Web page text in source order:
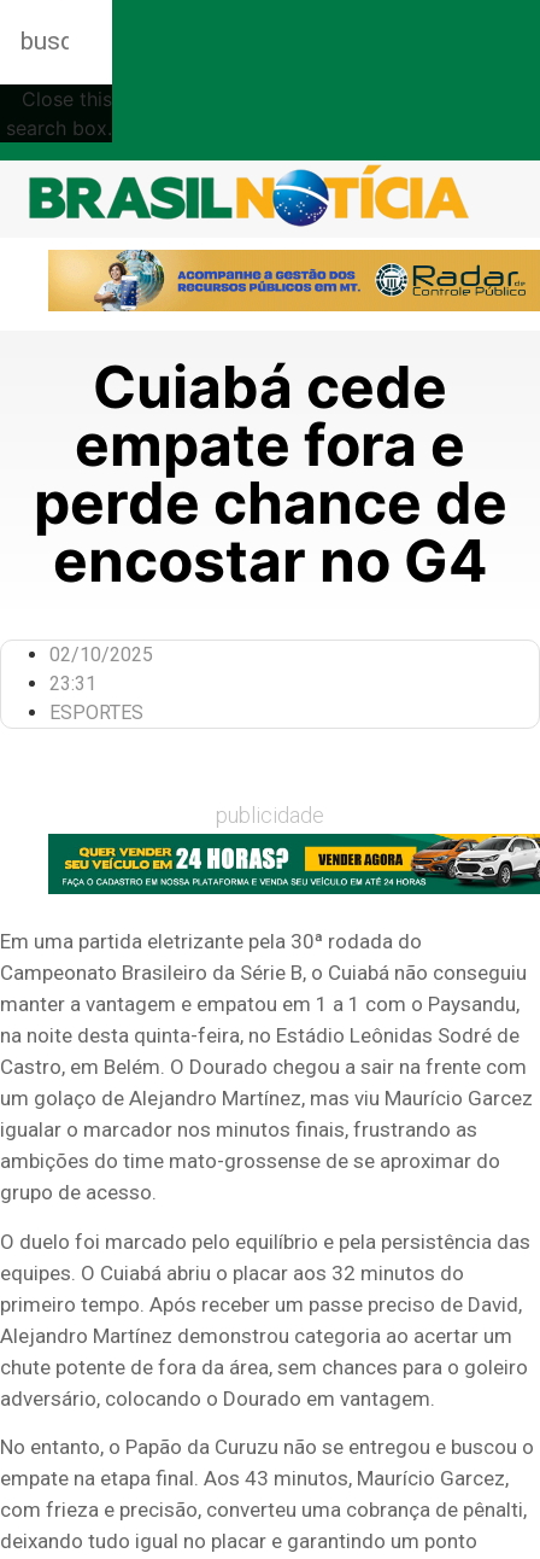
Close this
search box.
Cuiabá cede
empate fora e
perde chance de
encostar no G4
02/10/2025
23:31
ESPORTES
publicidade
Em uma partida eletrizante pela 30ª rodada do
Campeonato Brasileiro da Série B, o Cuiabá não conseguiu
manter a vantagem e empatou em 1 a 1 com o Paysandu,
na noite desta quinta-feira, no Estádio Leônidas Sodré de
Castro, em Belém. O Dourado chegou a sair na frente com
um golaço de Alejandro Martínez, mas viu Maurício Garcez
igualar o marcador nos minutos finais, frustrando as
ambições do time mato-grossense de se aproximar do
grupo de acesso.
O duelo foi marcado pelo equilíbrio e pela persistência das
equipes. O Cuiabá abriu o placar aos 32 minutos do
primeiro tempo. Após receber um passe preciso de David,
Alejandro Martínez demonstrou categoria ao acertar um
chute potente de fora da área, sem chances para o goleiro
adversário, colocando o Dourado em vantagem.
No entanto, o Papão da Curuzu não se entregou e buscou o
empate na etapa final. Aos 43 minutos, Maurício Garcez,
com frieza e precisão, converteu uma cobrança de pênalti,
deixando tudo igual no placar e garantindo um ponto